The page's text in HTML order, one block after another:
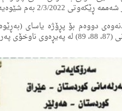
2/3/2022 به‌م شێوه‌یه‌ بێت:
دووه‌م بۆ پڕۆژە یاسای
كوردستان.